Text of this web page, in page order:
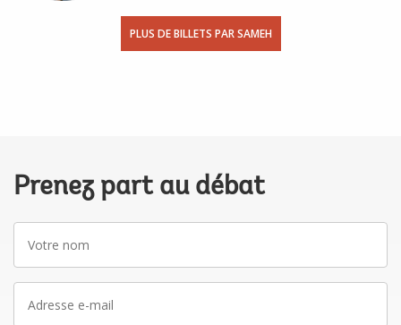
PLUS DE BILLETS PAR SAMEH
Prenez part au débat
nom